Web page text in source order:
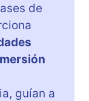
de
guían a